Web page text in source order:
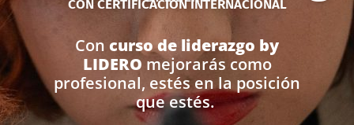
CON CERTIFICACIÓN INTERNACIONAL
Con curso de liderazgo by
LIDERO mejorarás como
profesional, estés en la posición
que estés.